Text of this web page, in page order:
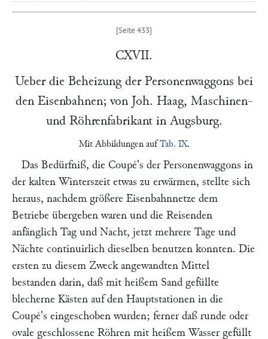
CXVII.
Ueber die Beheizung der Personenwaggons bei
den Eisenbahnen; von Joh. Haag, Maschinen-
und Röhrenfabrikant in Augsburg.
Mit Abbildungen aufTab. IX.
Das Bedürfniß, die Coupé's der Personenwaggons in
der kalten Winterszeit etwas zu erwärmen, stellte sich
heraus, nachdem größere Eisenbahnnetze dem
Betriebe übergeben waren und die Reisenden
anfänglich Tag und Nacht, jetzt mehrere Tage und
Nächte continuirlich dieselben benutzen konnten. Die
ersten zu diesem Zweck angewandten Mittel
bestanden darin, daß mit heißem Sand gefüllte
blecherne Kästen auf den Hauptstationen in die
Coupé's eingeschoben wurden; ferner daß runde oder
ovale geschlossene Röhren mit heißem Wasser gefüllt